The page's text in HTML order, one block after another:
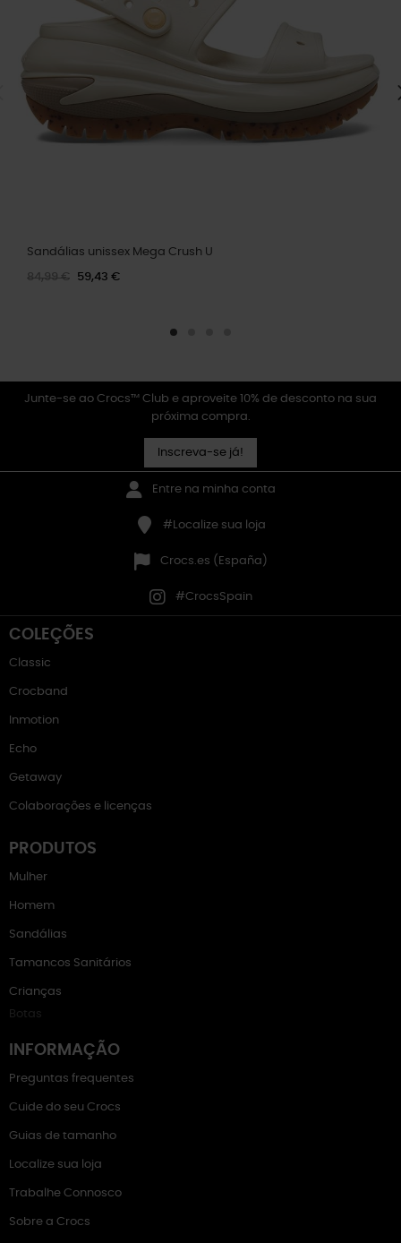
Sandálias unissex Mega Crush U
84,99 € 59,43 €
Junte-se ao Crocs™ Club e aproveite 10% de desconto na sua
próxima compra.
Inscreva-se já!
Entre na minha conta
#Localize sua loja
Crocs.es (España)
#CrocsSpain
COLEÇÕES
Classic
Crocband
Inmotion
Echo
Getaway
Colaborações e licenças
PRODUTOS
Mulher
Homem
Sandálias
Tamancos Sanitários
Crianças
Botas
INFORMAÇÃO
Preguntas frequentes
Cuide do seu Crocs
Guias de tamanho
Localize sua loja
Trabalhe Connosco
Sobre a Crocs